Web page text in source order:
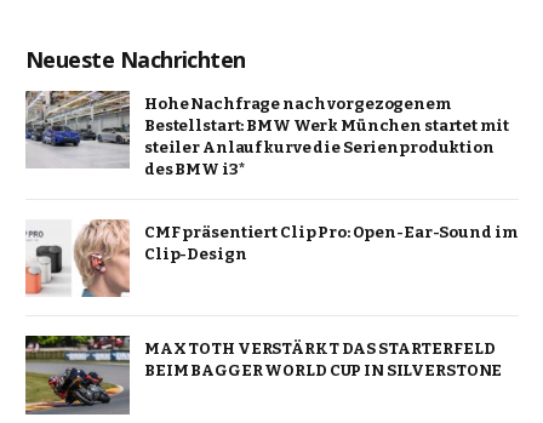
Neueste Nachrichten
Hohe Nachfrage nach vorgezogenem
Bestellstart: BMW Werk München startet mit
steiler Anlaufkurve die Serienproduktion
des BMW i3*
CMF präsentiert Clip Pro: Open-Ear-Sound im
Clip-Design
MAX TOTH VERSTÄRKT DAS STARTERFELD
BEIM BAGGER WORLD CUP IN SILVERSTONE